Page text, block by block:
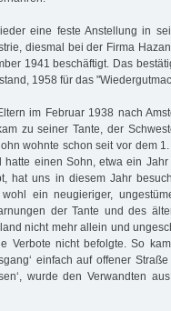
eine feste Anstellung in
diesmal bei der Firma
1941 beschäftigt. Das
1958 für das
im Februar 1938 nach
zu seiner Tante, der
wohnte schon seit vor dem
einen Sohn, etwa ein
hat uns in diesem Jahr
ein neugieriger,
der Tante und des
nicht mehr allein und
Verbote nicht befolgte. So
einfach auf offener
wurde den Verwandten